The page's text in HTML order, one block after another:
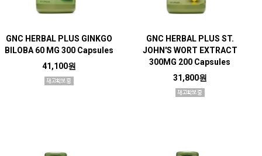
GNC HERBAL PLUS GINKGO
BILOBA 60 MG 300 Capsules
41,100원
GNC HERBAL PLUS ST.
JOHN'S WORT EXTRACT
300MG 200 Capsules
31,800원